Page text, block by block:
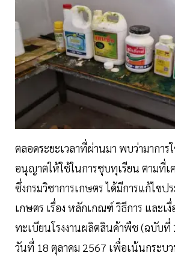
ตลอดระยะเวลาที่ผ่านมา พบว่ามาการ
อนุญาตให้ใช้ในการชุบทุเรียน ตามที่เ
ซึ่งกรมวิชาการเกษตร ได้มีการแก้ไขป
เกษตร เรื่อง หลักเกณฑ์ วิธีการ และเ
ทะเบียนโรงงานผลิตสินค้าพืช (ฉบับที่
วันที่ 18 ตุลาคม 2567 เพื่อเน้นกระบ